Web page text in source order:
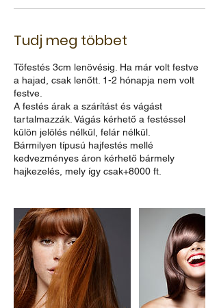
Tudj meg többet
Tőfestés 3cm lenövésig. Ha már volt festve
a hajad, csak lenőtt. 1-2 hónapja nem volt
festve.
A festés árak a szárítást és vágást
tartalmazzák. Vágás kérhető a festéssel
külön jelölés nélkül, felár nélkül.
Bármilyen típusú hajfestés mellé
kedvezményes áron kérhető bármely
hajkezelés, mely így csak+8000 ft.